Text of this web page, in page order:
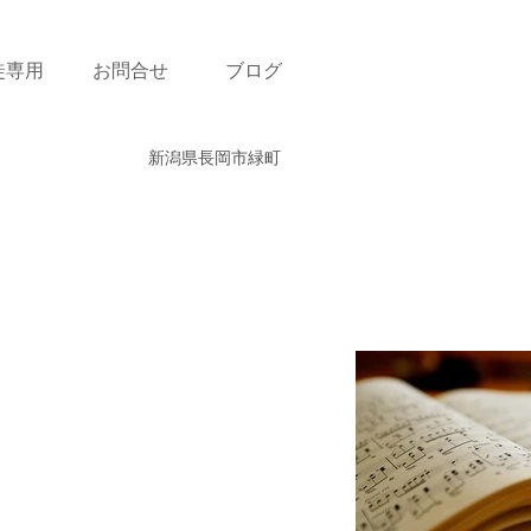
用 お問合せ ブログ
新潟県長岡市緑町